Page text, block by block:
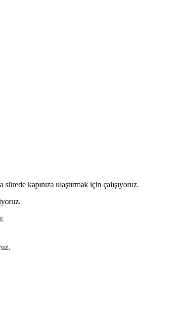
kapınıza ulaştırmak için çalışıyoruz.